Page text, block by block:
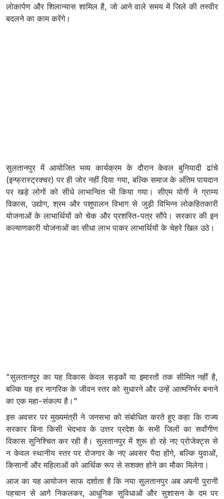
लोकार्पण और शिलान्यास शामिल है, जो आने वाले समय में जिले की तस्वीर
बदलने का काम करेंगे।
सुलतानपुर में आयोजित भव्य कार्यक्रम के दौरान केवल बुनियादी ढांचे
(इन्फ्रास्ट्रक्चर) पर ही जोर नहीं दिया गया, बल्कि समाज के अंतिम पायदान
पर खड़े लोगों को सीधे लाभान्वित भी किया गया। सीएम योगी ने ग्राम्य
विकास, उद्योग, श्रम और पशुपालन विभाग से जुड़ी विभिन्न लोकहितकारी
योजनाओं के लाभार्थियों को चेक और प्रशस्ति-पत्र सौंपे। सरकार की इन
कल्याणकारी योजनाओं का सीधा लाभ पाकर लाभार्थियों के चेहरे खिल उठे।
"सुलतानपुर का यह विकास केवल सड़कों या इमारतों तक सीमित नहीं है,
बल्कि यह हर नागरिक के जीवन स्तर को सुधारने और उन्हें आत्मनिर्भर बनाने
का एक महा-संकल्प है।"
इस अवसर पर मुख्यमंत्री ने जनसभा को संबोधित करते हुए कहा कि राज्य
सरकार बिना किसी भेदभाव के उत्तर प्रदेश के सभी जिलों का सर्वांगीण
विकास सुनिश्चित कर रही है। सुलतानपुर में शुरू हो रहे नए प्रोजेक्ट्स से
न केवल स्थानीय स्तर पर रोजगार के नए अवसर पैदा होंगे, बल्कि युवाओं,
किसानों और महिलाओं को आर्थिक रूप से सशक्त होने का मौका मिलेगा।
आज का यह आयोजन साफ दर्शाता है कि नया सुलतानपुर अब अपनी पुरानी
पहचान से आगे निकलकर, आधुनिक सुविधाओं और सुशासन के दम पर